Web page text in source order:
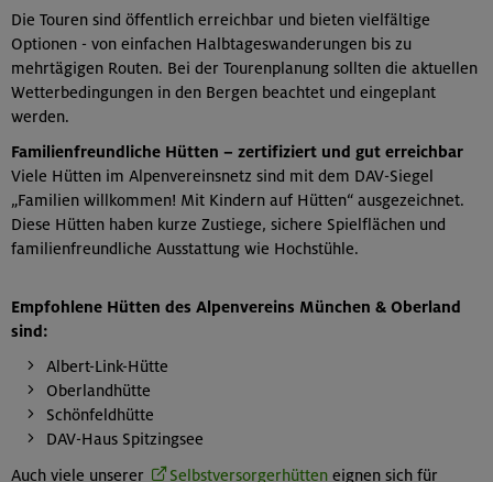
Die Touren sind öffentlich erreichbar und bieten vielfältige
Optionen - von einfachen Halbtageswanderungen bis zu
mehrtägigen Routen. Bei der Tourenplanung sollten die aktuellen
Wetterbedingungen in den Bergen beachtet und eingeplant
werden.
Familienfreundliche Hütten – zertifiziert und gut erreichbar
Viele Hütten im Alpenvereinsnetz sind mit dem DAV-Siegel
„Familien willkommen! Mit Kindern auf Hütten“ ausgezeichnet.
Diese Hütten haben kurze Zustiege, sichere Spielflächen und
familienfreundliche Ausstattung wie Hochstühle.
Empfohlene Hütten des Alpenvereins München & Oberland
sind:
Albert-Link-Hütte
Oberlandhütte
Schönfeldhütte
DAV-Haus Spitzingsee
Auch viele unserer
Selbstversorgerhütten eignen sich für